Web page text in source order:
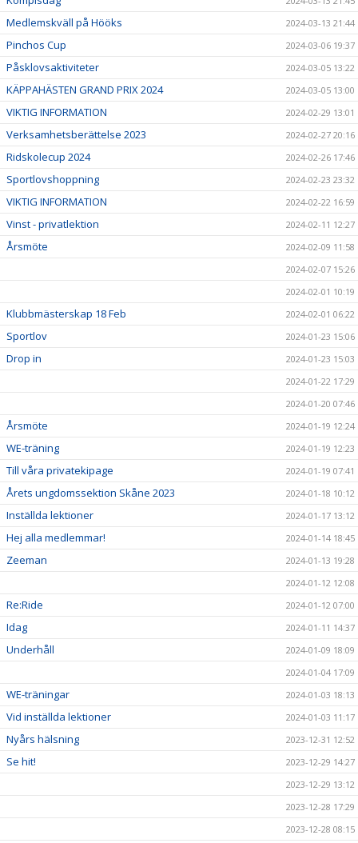
Medlemskväll på Hööks 2024-03-13 21:44
Pinchos Cup 2024-03-06 19:37
Påsklovsaktiviteter 2024-03-05 13:22
KÄPPAHÄSTEN GRAND PRIX 2024 2024-03-05 13:00
VIKTIG INFORMATION 2024-02-29 13:01
Verksamhetsberättelse 2023 2024-02-27 20:16
Ridskolecup 2024 2024-02-26 17:46
Sportlovshoppning 2024-02-23 23:32
VIKTIG INFORMATION 2024-02-22 16:59
Vinst - privatlektion 2024-02-11 12:27
Årsmöte
2024-02-09 11:58
2024-02-07 15:26
2024-02-01 10:19
Klubbmästerskap 18 Feb 2024-02-01 06:22
Sportlov 2024-01-23 15:06
Drop in
2024-01-23 15:03
2024-01-22 17:29
2024-01-20 07:46
Årsmöte 2024-01-19 12:24
WE-träning 2024-01-19 12:23
Till våra privatekipage 2024-01-19 07:41
Årets ungdomssektion Skåne 2023 2024-01-18 10:12
Inställda lektioner 2024-01-17 13:12
Hej alla medlemmar! 2024-01-14 18:45
Zeeman
2024-01-13 19:28
2024-01-12 12:08
Re:Ride 2024-01-12 07:00
Idag 2024-01-11 14:37
Underhåll
2024-01-09 18:09
2024-01-04 17:09
WE-träningar 2024-01-03 18:13
Vid inställda lektioner 2024-01-03 11:17
Nyårs hälsning 2023-12-31 12:52
Se hit!
2023-12-29 14:27
2023-12-29 13:12
2023-12-28 17:29
2023-12-28 08:15